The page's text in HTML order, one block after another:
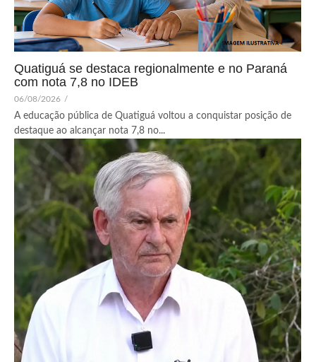
Quatiguá se destaca regionalmente e no Paraná
com nota 7,8 no IDEB
06/08/2026 /
A educação pública de Quatiguá voltou a conquistar posição de
destaque ao alcançar nota 7,8 no...